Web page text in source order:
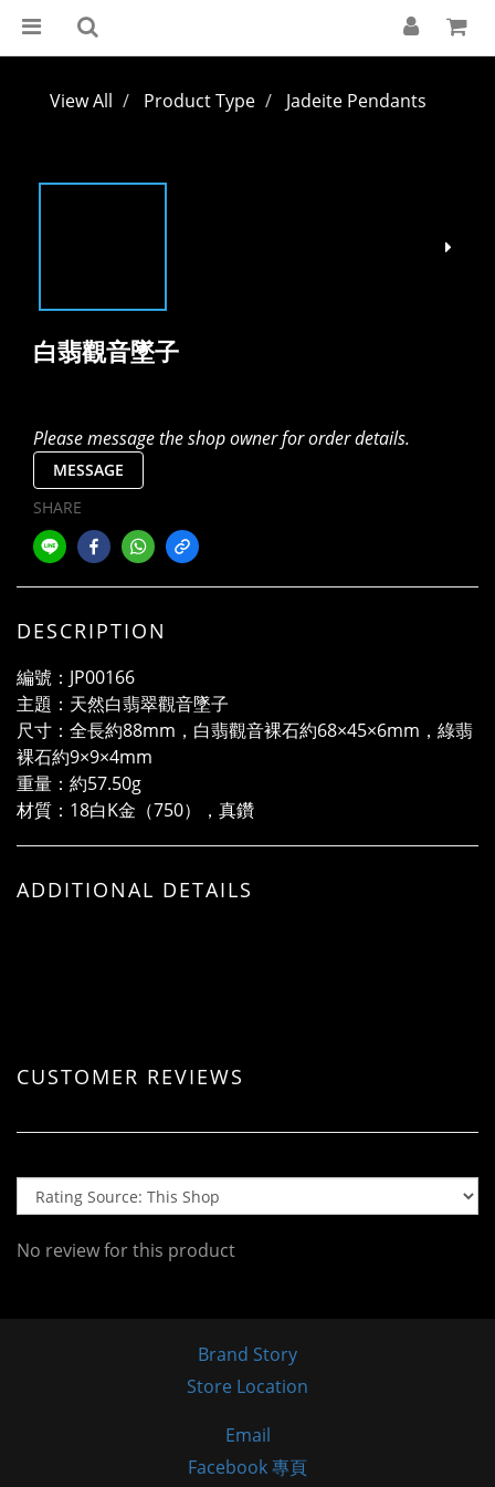
View All Product Type Jadeite Pendants
白翡觀音墜子
Please message the shop owner for order details.
MESSAGE
SHARE
DESCRIPTION
編號：JP00166
主題：天然白翡翠觀音墜子
尺寸：全長約88mm，白翡觀音裸石約68×45×6mm，綠翡
裸石約9×9×4mm
重量：約57.50g
材質：18白K金（750），真鑽
ADDITIONAL DETAILS
CUSTOMER REVIEWS
No review for this product
Brand Story
Store Location
Email
Facebook 專頁